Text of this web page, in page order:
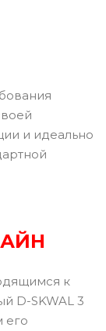
и идеально
к
D-SKWAL 3
его